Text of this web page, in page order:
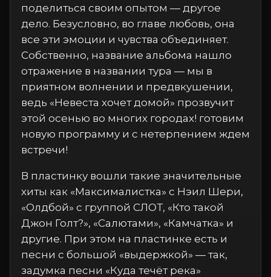
поделиться своим опытом — другое
дело. Безусловно, во главе любовь, она
все эти эмоции и чувства объединяет.
Собственно, название альбома нашло
отражение в названии тура — мы в
приятном волнении и предвкушении,
ведь «Невеста хочет домой» прозвучит
этой осенью во многих городах! готовим
новую программу и с нетерпением ждем
встречи!
В пластинку вошли такие значительные
хиты как «Максималистка» с Нэил Шери,
«Олдбой» с группой СЛОТ, «Кто такой
Джон Голт?», «Салютами», «Камчатка» и
другие. При этом на пластинке есть и
песни с большой «выдержкой» — так,
задумка песни «Куда течёт река»